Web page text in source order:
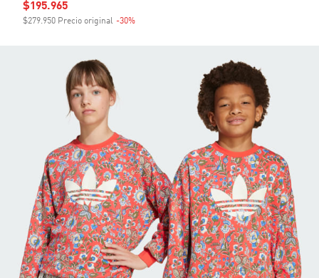
Precio de venta
$195.965
$279.950 Precio original -30%